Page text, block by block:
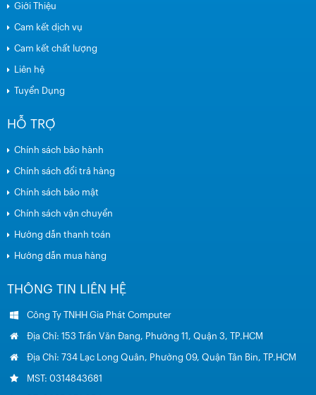
Giới Thiệu
Cam kết dịch vụ
Cam kết chất lượng
Liên hệ
Tuyển Dụng
HỖ TRỢ
Chính sách bảo hành
Chính sách đổi trả hàng
Chính sách bảo mật
Chính sách vận chuyển
Hướng dẫn thanh toán
Hướng dẫn mua hàng
THÔNG TIN LIÊN HỆ
Công Ty TNHH Gia Phát Computer
Địa Chỉ: 153 Trần Văn Đang, Phường 11, Quận 3, TP.HCM
Địa Chỉ: 734 Lạc Long Quân, Phường 09, Quận Tân Bin, TP.HCM
MST: 0314843681